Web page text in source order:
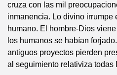
cruza con las mil
inmanencia. Lo divino irrumpe
humano. El hombre-Dios
los humanos se habían
antiguos proyectos pierden
al seguimiento relativiza todas